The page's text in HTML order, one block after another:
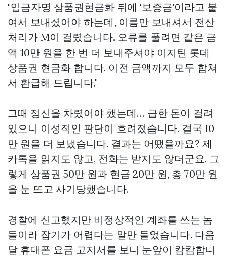
"입금자명 상품권현금화 뒤에 '보증금'이라고 붙
여서 보내셨어야 하는데, 이름만 보내셔서 전산
처리가 M이 걸렸습니다. 오류를 풀려면 같은 금
액 10만 원을 한 번 더 보내주셔야 이지틴 롯데
상품권 현금화 합니다. 이전 금액까지 모두 합쳐
서 환급해 드립니다."
그때 정신을 차렸어야 했는데… 급한 돈이 걸려
있으니 이성적인 판단이 흐려졌습니다. 결국 10
만 원을 더 보냈습니다. 결과는 어땠을까요? 제
카톡을 읽지도 않고, 전화는 받지도 않더군요. 그
렇게 상품권 50만 원과 현금 20만 원, 총 70만 원
을 눈 뜨고 사기당했습니다.
경찰에 신고했지만 비정상적인 계좌를 쓰는 놈
들이라 잡기가 어렵다는 말만 들었습니다. 다음
달 휴대폰 요금 고지서를 보니 눈앞이 캄캄합니